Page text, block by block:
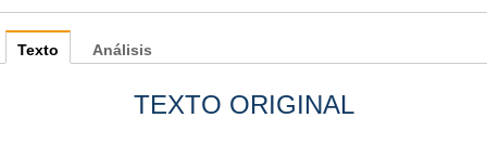
Texto
TEXTO ORIGINAL
Análisis